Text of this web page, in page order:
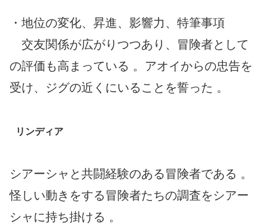
・地位の変化、昇進、影響力、特筆事項
交友関係が広がりつつあり、冒険者として
の評価も高まっている 。アオイからの忠告を
受け、ジグの近くにいることを誓った 。
リンディア
シアーシャと共闘経験のある冒険者である 。
怪しい動きをする冒険者たちの調査をシアー
シャに持ち掛ける 。